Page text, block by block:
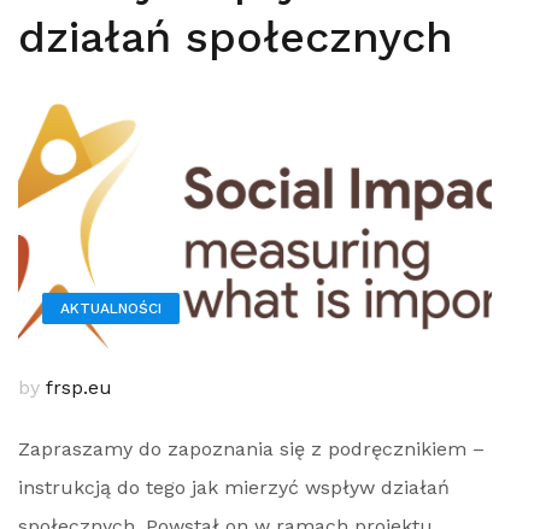
działań społecznych
AKTUALNOŚCI
by frsp.eu
Zapraszamy do zapoznania się z podręcznikiem –
instrukcją do tego jak mierzyć wspływ działań